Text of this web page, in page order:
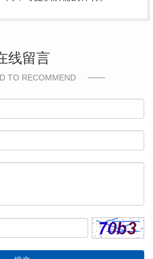
线留言
TO RECOMMEND